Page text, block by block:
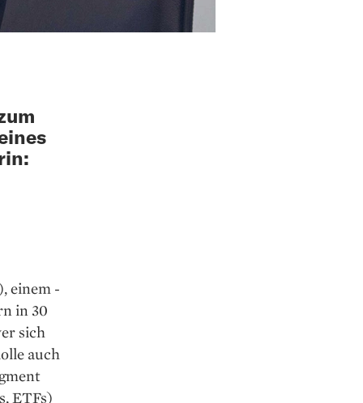
einem
in 30
sich
auch
ETFs)